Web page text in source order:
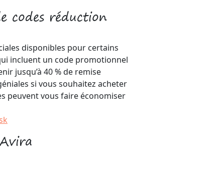
codes réduction
disponibles pour certains
incluent un code promotionnel
jusqu’à 40 % de remise
si vous souhaitez acheter
peuvent vous faire économiser